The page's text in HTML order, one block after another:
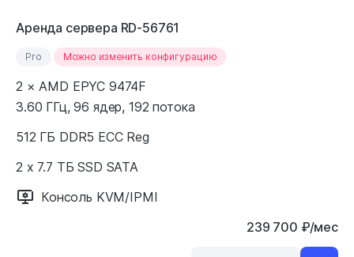
Аренда сервера RD-56761
Pro Можно изменить конфигурацию
2 × AMD EPYC 9474F
3.60 ГГц, 96 ядер, 192 потока
512 ГБ DDR5 ECC Reg
2 x 7.7 ТБ SSD SATA
Консоль KVM/IPMI
239 700 ₽/мес